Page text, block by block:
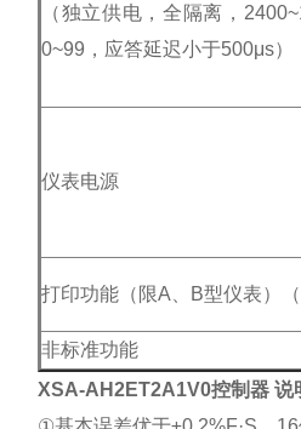
（独立供电，全隔离，
0~99，应答延迟小于500μs）
仪表电源
打印功能（限A、B型仪表）（
非标准功能
XSA-AH2ET2A1V0控制器 说